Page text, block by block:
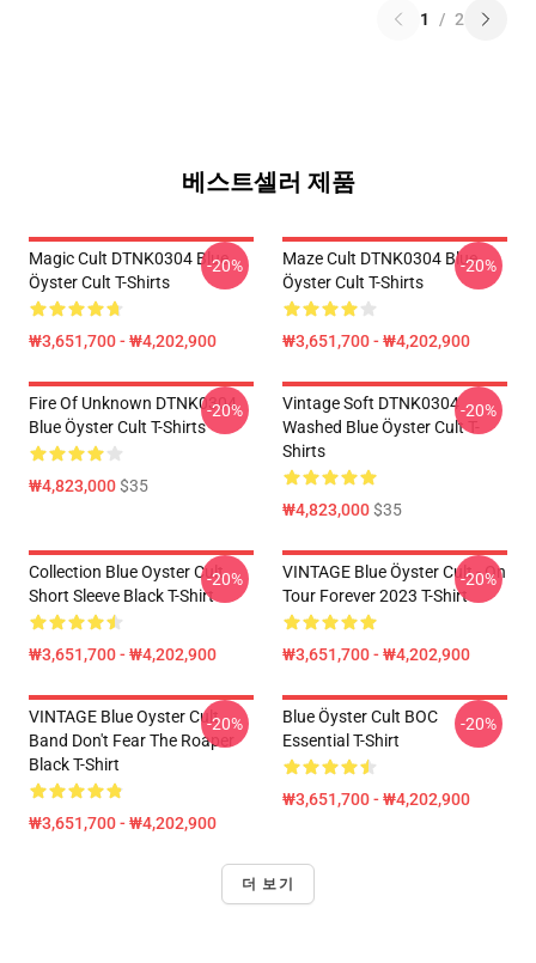
1 / 2
베스트셀러 제품
Magic Cult DTNK0304 Blue
Öyster Cult T-Shirts
₩3,651,700 - ₩4,202,900
-20%
Maze Cult DTNK0304 Blue
Öyster Cult T-Shirts
₩3,651,700 - ₩4,202,900
-20%
Fire Of Unknown DTNK0304
Blue Öyster Cult T-Shirts
₩4,823,000$35
-20%
Vintage Soft DTNK0304
Washed Blue Öyster Cult T-
Shirts
₩4,823,000$35
-20%
Collection Blue Oyster Cult
Short Sleeve Black T-Shirt
₩3,651,700 - ₩4,202,900
-20%
VINTAGE Blue Öyster Cult - On
Tour Forever 2023 T-Shirt
₩3,651,700 - ₩4,202,900
-20%
VINTAGE Blue Oyster Cult
Band Don't Fear The Roaper
Black T-Shirt
₩3,651,700 - ₩4,202,900
-20%
Blue Öyster Cult BOC
Essential T-Shirt
₩3,651,700 - ₩4,202,900
-20%
더 보기